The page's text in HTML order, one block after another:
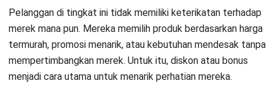
penawaran spesial tanpa pemberitahuan sebelumnya
untuk membuat pelanggan merasa dihargai.
Gunakan data dan survei untuk mengukur loyalitas
pelanggan, lalu perbaiki strategi berdasarkan umpan
balik mereka.